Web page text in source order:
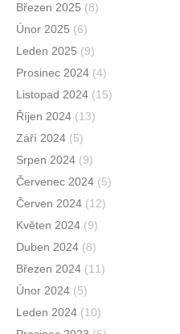
Březen 2025 (8)
Únor 2025 (6)
Leden 2025 (9)
Prosinec 2024 (4)
Listopad 2024 (15)
Říjen 2024 (13)
Září 2024 (5)
Srpen 2024 (9)
Červenec 2024 (5)
Červen 2024 (12)
Květen 2024 (9)
Duben 2024 (8)
Březen 2024 (11)
Únor 2024 (5)
Leden 2024 (10)